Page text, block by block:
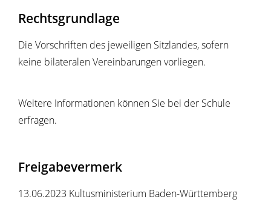
Rechtsgrundlage
Die Vorschriften des jeweiligen Sitzlandes, sofern
keine bilateralen Vereinbarungen vorliegen.
Weitere Informationen können Sie bei der Schule
erfragen.
Freigabevermerk
13.06.2023 Kultusministerium Baden-Württemberg